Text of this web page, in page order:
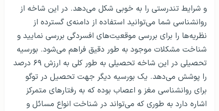
بیمه و تسهیلات درمانی برای دانشجویان در توگو
کار دانشجویی و اجازه کار دانشجویی در توگو
مشاغل دانشجویی توگو
امتیازات کارت دانشجویی در توگو
خوابگاه در توگو
و شرایط تندرستی را به خوبی شکل می‌دهد. در این شاخه از
روانشناسی شما می‌توانید استفاده از دامنه‌ی گسترده از
نظریه‌ها را برای بررسی موقعیت‌های افسردگی بررسی نمایید و
شناخت مشکلات موجود به طور دقیق فراهم می‌شود. بورسیه
تحصیلی در این شاخه تحصیلی به طور کلی به ارزش ۶۹ درصد
را پوشش می‌دهد. یک بورسیه دیگر جهت تحصیل در توگو
برای روانشناسی مغز و اعصاب بوده که به رفتارهای متمرکز
اشاره دارد به طوری که می‌تواند در شناخت انواع مسائل و